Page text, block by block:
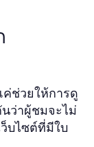
ช่วยให้การดู
ว่าผู้ชมจะไม่
บไซต์ที่มีใบ